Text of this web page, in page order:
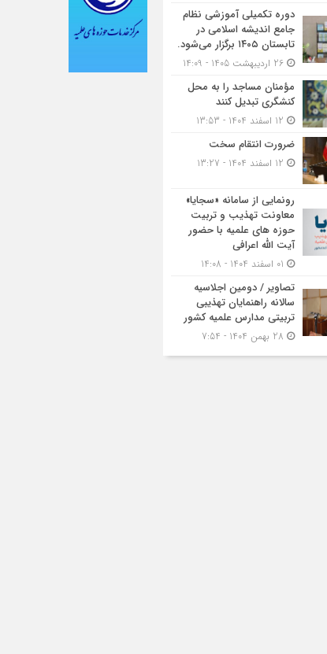
دوره تکمیلی آموزشی نظام
جامع اندیشه اسلامی در
تابستان ۱۴۰۵ برگزار می‌شود.
مؤمنان مساجد را به محل
کنشگری تبدیل کنند
ضرورت انتقام سخت
رونمایی از سامانه «سجایا»
معاونت تهذیب و تربیت
حوزه‌ های علمیه با حضور
آیت الله اعرافی
تصاویر / دومین اجلاسیه
سالانه راهنمایان تهذیبی
تربیتی مدارس علمیه کشور